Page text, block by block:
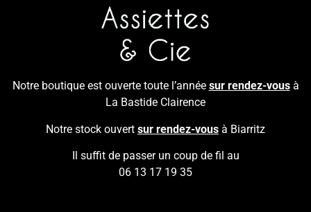
Notre boutique est ouverte toute l’année sur rendez-vousà
La Bastide Clairence
Notre stock ouvert sur rendez-vous à Biarritz
Il suffit de passer un coup de fil au
06 13 17 19 35